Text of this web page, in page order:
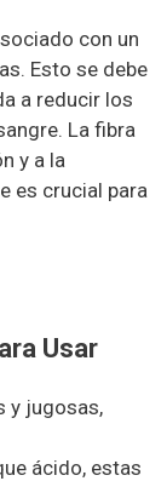
con un
Esto se debe
a reducir los
La fibra
y a la
es crucial para
Usar
y jugosas,
ácido, estas